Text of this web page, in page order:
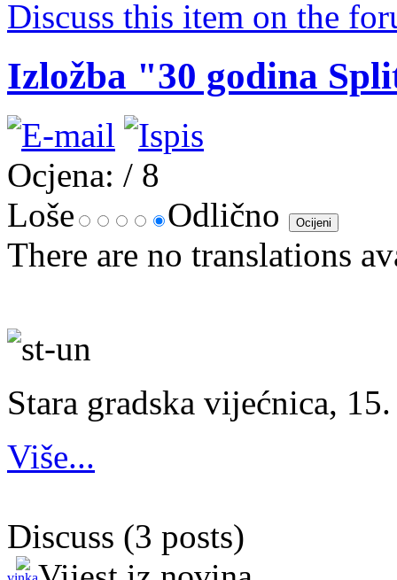
Discuss this item on the
Izložba "30 godina
Ocjena: / 8
Loše
Odlično
There are no translations
Stara gradska vijećnica,
Više...
Discuss (3 posts)